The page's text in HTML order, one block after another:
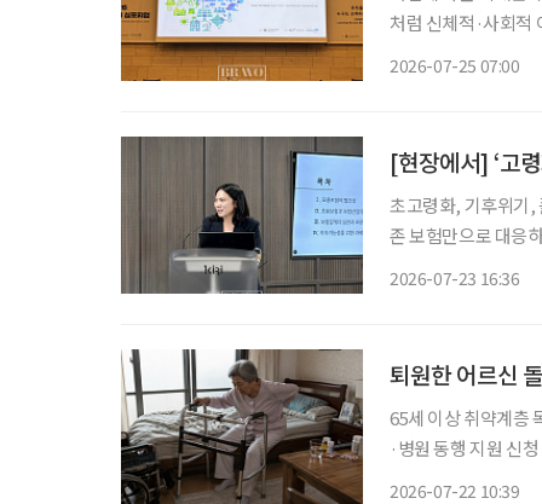
처럼 신체적·사회적
2026-07-25 07:00
[현장에서] ‘고
초고령화, 기후위기,
존 보험만으로 대응
2026-07-23 16:36
퇴원한 어르신
65세 이상 취약계층
·병원 동행 지원 신청
2026-07-22 10:39